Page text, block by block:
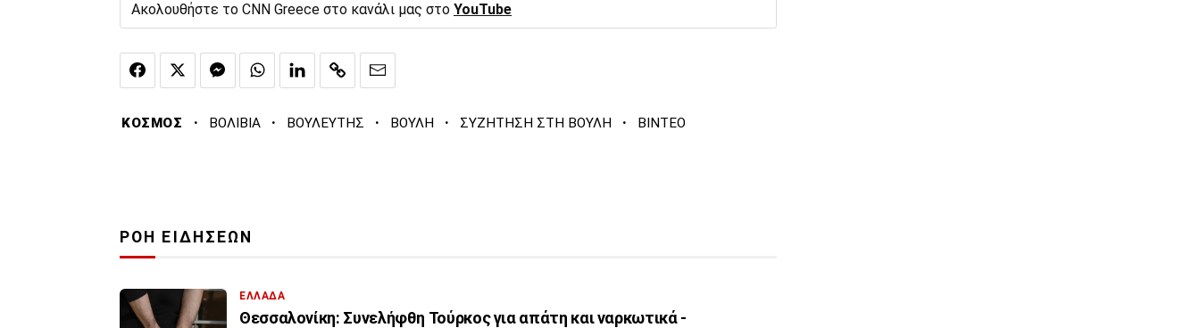
Ακολουθήστε το CNN Greece στο κανάλι μας στο YouTube
ΚΟΣΜΟΣ · ΒΟΛΙΒΙΑ · ΒΟΥΛΕΥΤΗΣ · ΒΟΥΛΗ · ΣΥΖΗΤΗΣΗ ΣΤΗ ΒΟΥΛΗ · ΒΙΝΤΕΟ
ΡΟΗ ΕΙΔΗΣΕΩΝ
ΕΛΛΑΔΑ
Θεσσαλονίκη: Συνελήφθη Τούρκος για απάτη και ναρκωτικά -